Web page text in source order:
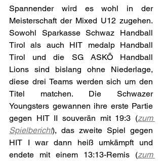
Spannender wird es wohl in der
Meisterschaft der Mixed U12 zugehen.
Sowohl Sparkasse Schwaz Handball
Tirol als auch HIT medalp Handball
Tirol und die SG ASKÖ Handball
Lions sind bislang ohne Niederlage,
diese drei Teams werden sich um den
Titel matchen. Die Schwazer
Youngsters gewannen ihre erste Partie
gegen HIT II souverän mit 19:3 (zum
Spielbericht), das zweite Spiel gegen
HIT I war dann heiß umkämpft und
endete mit einem 13:13-Remis (zum